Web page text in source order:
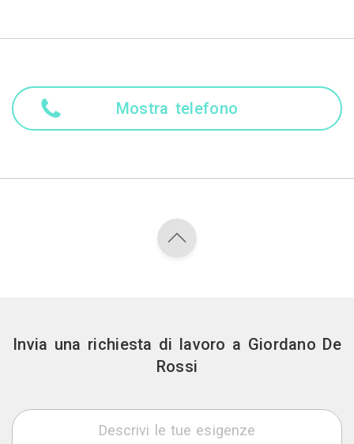
Mostra telefono
Invia una richiesta di lavoro a Giordano De
Rossi